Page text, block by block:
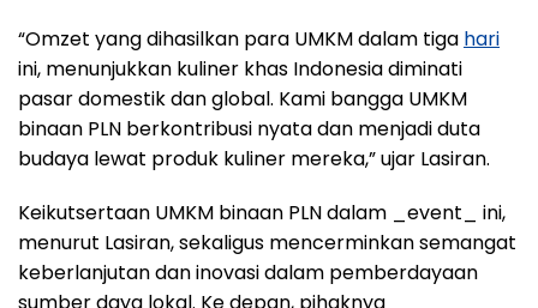
“Omzet yang dihasilkan para UMKM dalam tiga hari
ini, menunjukkan kuliner khas Indonesia diminati
pasar domestik dan global. Kami bangga UMKM
binaan PLN berkontribusi nyata dan menjadi duta
budaya lewat produk kuliner mereka,” ujar Lasiran.
Keikutsertaan UMKM binaan PLN dalam _event_ ini,
menurut Lasiran, sekaligus mencerminkan semangat
keberlanjutan dan inovasi dalam pemberdayaan
sumber daya lokal. Ke depan, pihaknya